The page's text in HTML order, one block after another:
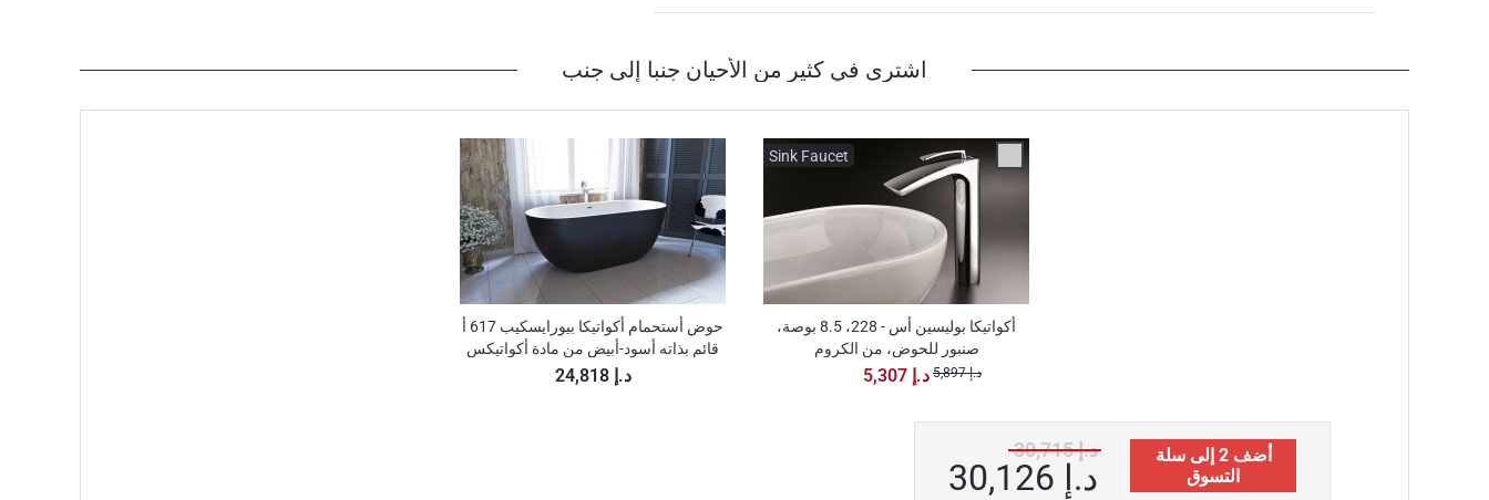
اشترى في كثير من الأحيان جنبا إلى جنب
حوض أستحمام أكواتيكا بيورايسكيب 617 أ
قائم بذاته أسود-أبيض من مادة أكواتيكس
24,818 د.إ
Sink Faucet
أكواتيكا بوليسين أس - 228، 8.5 بوصة،
صنبور للحوض، من الكروم
5,307 د.إ 5,897 د.إ
30,715 د.إ
30,126 د.إ
أضف 2 إلى سلة
التسوق